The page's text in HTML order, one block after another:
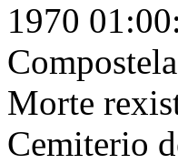
1970
Morte
Cemiterio